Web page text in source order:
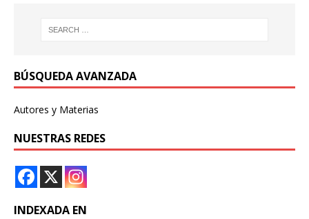
BÚSQUEDA AVANZADA
Autores y Materias
NUESTRAS REDES
INDEXADA EN